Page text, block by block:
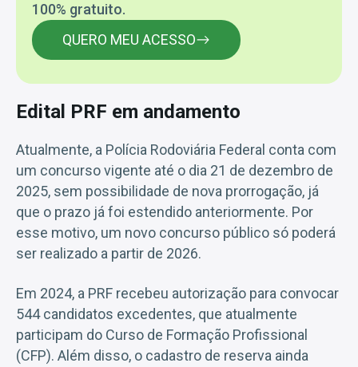
100% gratuito.
QUERO MEU ACESSO
Edital PRF em andamento
Atualmente, a Polícia Rodoviária Federal conta com
um concurso vigente até o dia 21 de dezembro de
2025, sem possibilidade de nova prorrogação, já
que o prazo já foi estendido anteriormente. Por
esse motivo, um novo concurso público só poderá
ser realizado a partir de 2026.
Em 2024, a PRF recebeu autorização para convocar
544 candidatos excedentes, que atualmente
participam do Curso de Formação Profissional
(CFP). Além disso, o cadastro de reserva ainda